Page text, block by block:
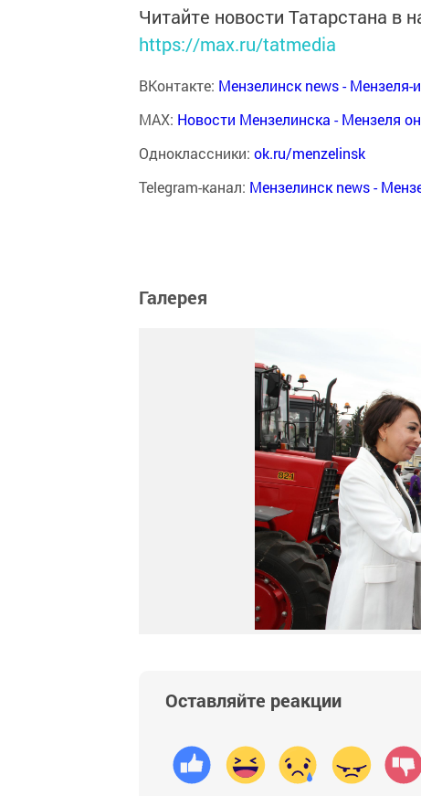
Читайте новости Татарстана
https://max.ru/tatmedia
ВКонтакте: Мензелинск news -
MAX: Новости Мензелинска - Мензеля
Одноклассники: ok.ru/menzelinsk
Telegram-канал: Мензелинск news -
Галерея
Оставляйте реакции